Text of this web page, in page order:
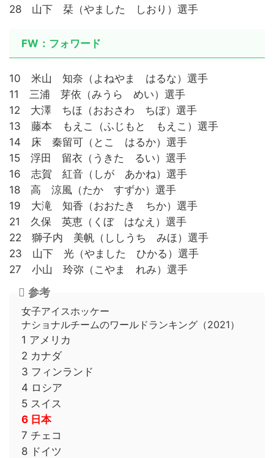
28 山下 栞（やました しおり）選手
FW：フォワード
10 米山 知奈（よねやま はるな）選手
11 三浦 芽依（みうら めい）選手
12 大澤 ちほ（おおさわ ちぼ）選手
13 藤本 もえこ（ふじもと もえこ）選手
14 床 秦留可（とこ はるか）選手
15 浮田 留衣（うきた るい）選手
16 志賀 紅音（しが あかね）選手
18 高 涼風（たか すずか）選手
19 大滝 知香（おおたき ちか）選手
21 久保 英恵（くぼ はなえ）選手
22 獅子内 美帆（ししうち みほ）選手
23 山下 光（やました ひかる）選手
27 小山 玲弥（こやま れみ）選手
参考
女子アイスホッケー
ナショナルチームのワールドランキング（2021）
1 アメリカ
2 カナダ
3 フィンランド
4 ロシア
5 スイス
6 日本
7 チェコ
8 ドイツ